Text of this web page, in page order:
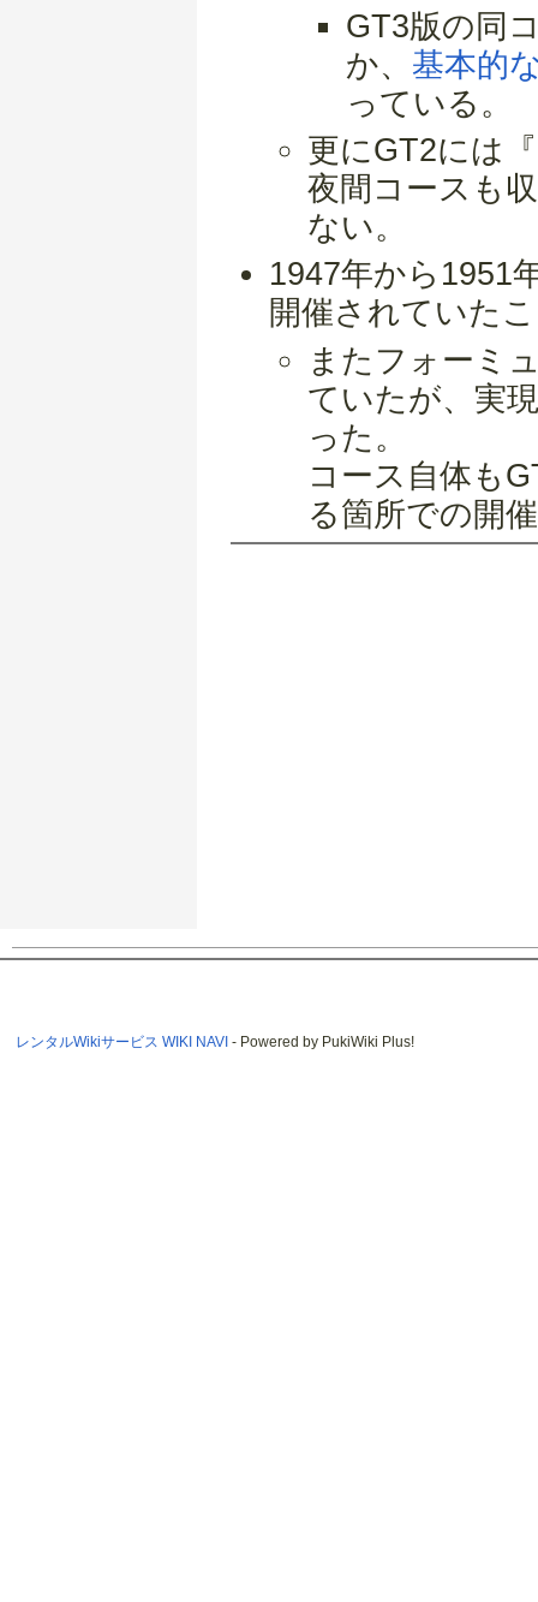
GT3版の同
か、 基本的
っている。
更にGT2には
夜間コースも
ない。
1947年から1951
開催されていた
またフォーミ
ていたが、実
った。
コース自体も
る箇所での開
レンタルWikiサービス WIKI NAVI - Powered by PukiWiki Plus!